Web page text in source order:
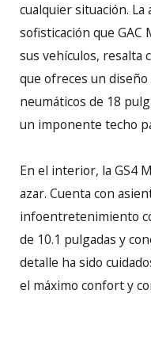
cualquier situación.
sofisticación que
sus vehículos, resalta
que ofreces un
neumáticos de 18
un imponente techo
En el interior, la GS4
azar. Cuenta con
infoentretenimiento
de 10.1 pulgadas y
detalle ha sido
el máximo confort y